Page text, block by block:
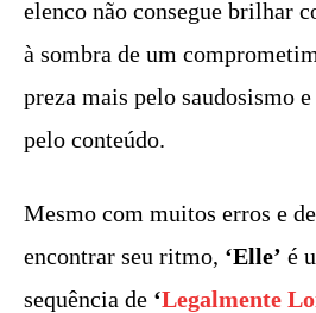
elenco não consegue brilhar
à sombra de um
preza mais pelo saudosismo
pelo conteúdo.
Mesmo com muitos erros e
encontrar seu ritmo, ‘Elle’ é
sequência de ‘Legalmente